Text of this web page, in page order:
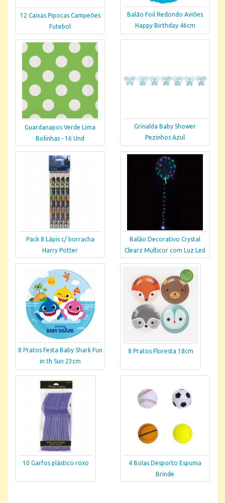
12 Caixas Pipocas Campeões
Futebol
Balão Foil Redondo Aviões
Happy Birthday 46cm
Guardanapos Verde Lima
Bolinhas - 16 Und
Grinalda Baby Shower
Pezinhos Azul
Pack 8 Lápis c/ borracha
Harry Potter
Balão Decorativo Crystal
Clearz Multicor com Luz Led
8 Pratos Festa Baby Shark Fun
in th Sun 23cm
8 Pratos Floresta 18cm
10 Garfos plástico roxo
4 Bolas Desporto Espuma
Brinde